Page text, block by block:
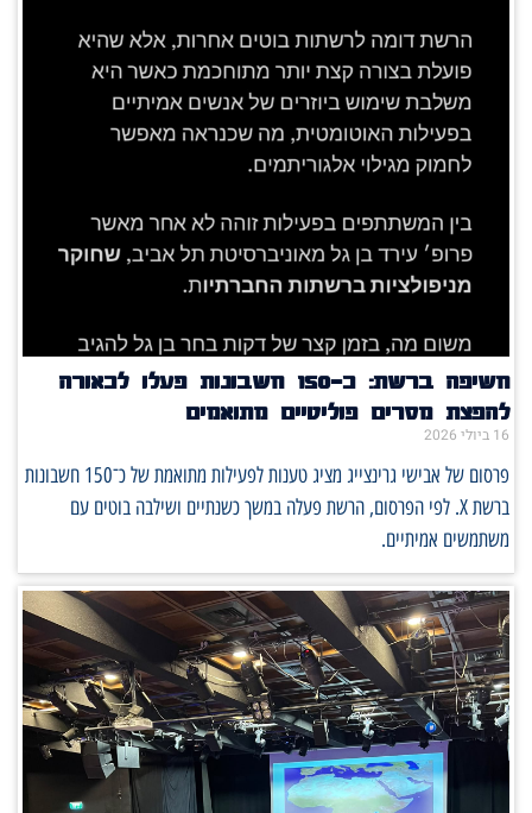
חשיפה ברשת: כ־150 חשבונות פעלו לכאורה
להפצת מסרים פוליטיים מתואמים
16 ביולי 2026
פרסום של אבישי גרינצייג מציג טענות לפעילות מתואמת של כ־150 חשבונות
ברשת X. לפי הפרסום, הרשת פעלה במשך כשנתיים ושילבה בוטים עם
משתמשים אמיתיים.